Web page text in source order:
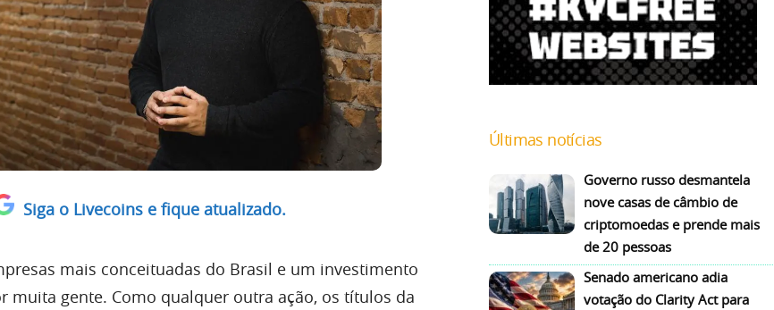
Siga o Livecoins e fique atualizado.
mais conceituadas do Brasil e um investimento
muita gente. Como qualquer outra ação, os títulos da
Últimas notícias
Governo russo desmantela
nove casas de câmbio de
criptomoedas e prende mais
de 20 pessoas
Senado americano adia
votação do Clarity Act para